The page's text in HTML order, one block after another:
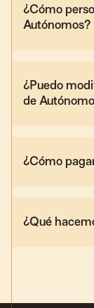
¿Cómo
Autónomos?
¿Puedo
de
¿Cómo
¿Qué